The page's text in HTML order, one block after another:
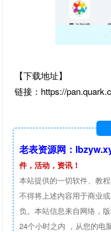
【下载地址】
链接：https://
老表资源网：
件，活动，资讯！
本站提供的一切软件、教
不得将上述内容用于商业
负。本站信息来自网络，
24个小时之内 ，从您的电